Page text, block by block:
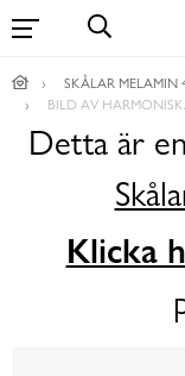
SKÅLAR MELAMIN
BILD AV
Detta är
Klicka